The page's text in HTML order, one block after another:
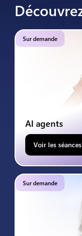
Sur demande
AI agents
Voir les séances
Sur demande